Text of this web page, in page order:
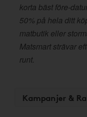
korta bäst före-
50% på hela ditt
matbutik eller
Matsmart strävar
runt.
Kampanjer &